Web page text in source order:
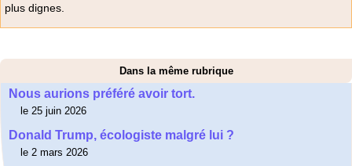
plus dignes.
Dans la même rubrique
Nous aurions préféré avoir tort.
le 25 juin 2026
Donald Trump, écologiste malgré lui ?
le 2 mars 2026